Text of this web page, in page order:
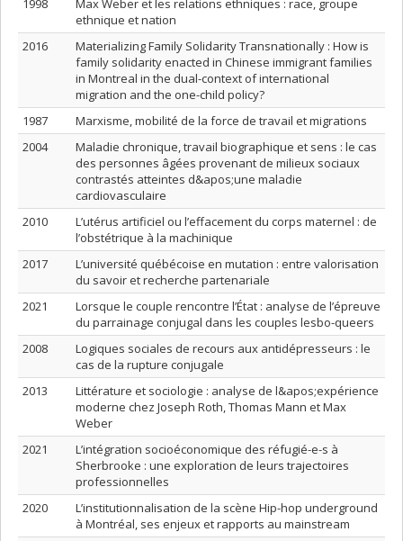
1998
Max Weber et les relations ethniques : race, groupe
ethnique et nation
2016
Materializing Family Solidarity Transnationally : How is
family solidarity enacted in Chinese immigrant families
in Montreal in the dual-context of international
migration and the one-child policy?
1987
Marxisme, mobilité de la force de travail et migrations
2004
Maladie chronique, travail biographique et sens : le cas
des personnes âgées provenant de milieux sociaux
contrastés atteintes d&apos;une maladie
cardiovasculaire
2010
L’utérus artificiel ou l’effacement du corps maternel : de
l’obstétrique à la machinique
2017
L’université québécoise en mutation : entre valorisation
du savoir et recherche partenariale
2021
Lorsque le couple rencontre l’État : analyse de l’épreuve
du parrainage conjugal dans les couples lesbo-queers
2008
Logiques sociales de recours aux antidépresseurs : le
cas de la rupture conjugale
2013
Littérature et sociologie : analyse de l&apos;expérience
moderne chez Joseph Roth, Thomas Mann et Max
Weber
2021
L’intégration socioéconomique des réfugié-e-s à
Sherbrooke : une exploration de leurs trajectoires
professionnelles
2020
L’institutionnalisation de la scène Hip-hop underground
à Montréal, ses enjeux et rapports au mainstream